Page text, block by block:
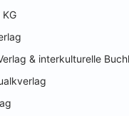
& interkulturelle